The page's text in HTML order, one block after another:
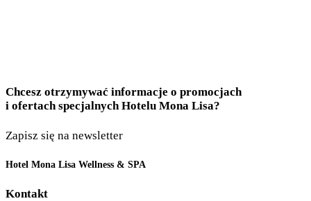
Chcesz otrzymywać informacje o promocjach
i ofertach specjalnych Hotelu Mona Lisa?
Zapisz się na newsletter
Hotel Mona Lisa Wellness & SPA
Kontakt